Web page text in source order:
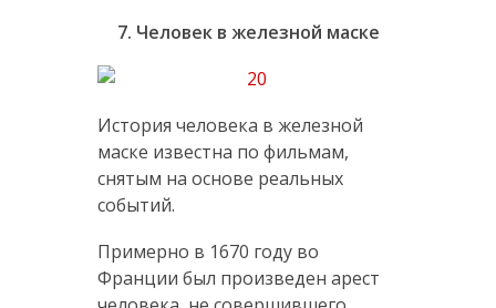
7. Человек в железной маске
История человека в железной
маске известна по фильмам,
снятым на основе реальных
событий.
Примерно в 1670 году во
Франции был произведен арест